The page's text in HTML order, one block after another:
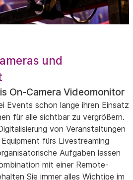
und
On-Camera Videomonitor
Events schon lange ihren Einsatz
für alle sichtbar zu vergrößern.
von Veranstaltungen
fürs Livestreaming
Aufgaben lassen
mit einer Remote-
Sie immer alles Wichtige im